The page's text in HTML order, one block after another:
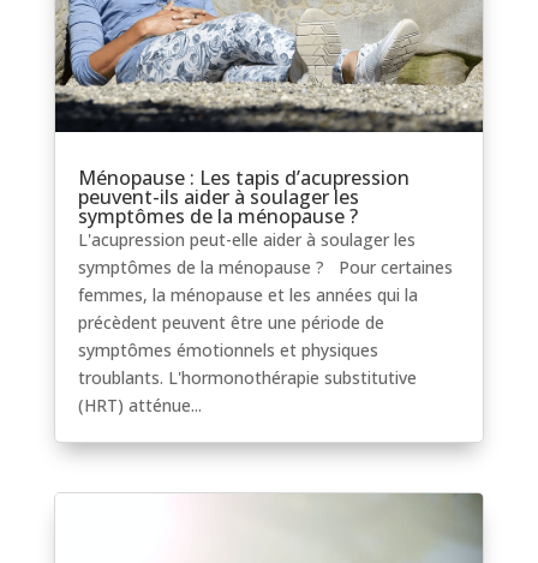
Ménopause : Les tapis d’acupression
peuvent-ils aider à soulager les
symptômes de la ménopause ?
L'acupression peut-elle aider à soulager les
symptômes de la ménopause ? Pour certaines
femmes, la ménopause et les années qui la
précèdent peuvent être une période de
symptômes émotionnels et physiques
troublants. L'hormonothérapie substitutive
(HRT) atténue...